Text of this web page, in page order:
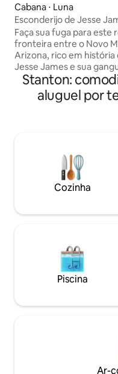
Cabana ⋅ Luna
Esconderijo de Jesse
dos colecionadores de
Faça sua fuga para este
fronteira entre o Novo
Arizona, rico em história
Jesse James e sua
esconderam aqui no
A marca JJ (Double J)
como nossa marca. Você estará cercado
observadores de
para os caçadores de pedras!
Starlink. A propriedade
terreno privativo e faz
Stanton:
aluguel por
Cozinha
Piscina
Ar-